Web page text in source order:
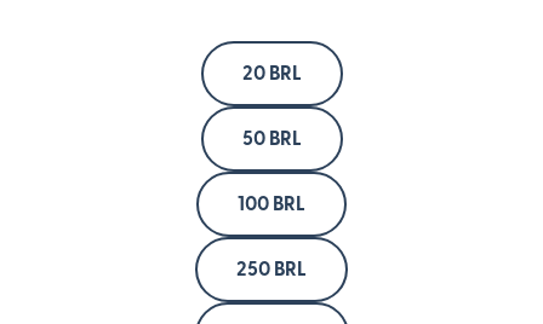
20 BRL
50 BRL
100 BRL
250 BRL